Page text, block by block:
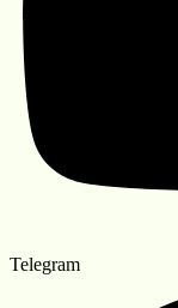
Telegram